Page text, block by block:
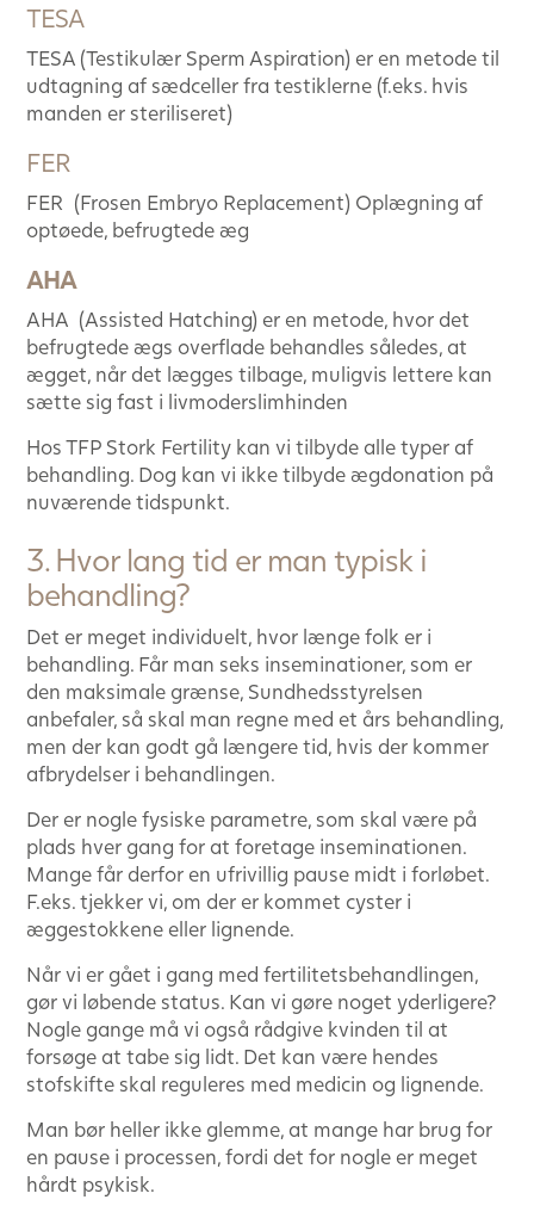
TESA
TESA (Testikulær Sperm Aspiration) er en metode til
udtagning af sædceller fra testiklerne (f.eks. hvis
manden er steriliseret)
FER
FER (Frosen Embryo Replacement) Oplægning af
optøede, befrugtede æg
AHA
AHA (Assisted Hatching) er en metode, hvor det
befrugtede ægs overflade behandles således, at
ægget, når det lægges tilbage, muligvis lettere kan
sætte sig fast i livmoderslimhinden
Hos TFP Stork Fertility kan vi tilbyde alle typer af
behandling. Dog kan vi ikke tilbyde ægdonation på
nuværende tidspunkt.
3. Hvor lang tid er man typisk i
behandling?
Det er meget individuelt, hvor længe folk er i
behandling. Får man seks inseminationer, som er
den maksimale grænse, Sundhedsstyrelsen
anbefaler, så skal man regne med et års behandling,
men der kan godt gå længere tid, hvis der kommer
afbrydelser i behandlingen.
Der er nogle fysiske parametre, som skal være på
plads hver gang for at foretage inseminationen.
Mange får derfor en ufrivillig pause midt i forløbet.
F.eks. tjekker vi, om der er kommet cyster i
æggestokkene eller lignende.
Når vi er gået i gang med fertilitetsbehandlingen,
gør vi løbende status. Kan vi gøre noget yderligere?
Nogle gange må vi også rådgive kvinden til at
forsøge at tabe sig lidt. Det kan være hendes
stofskifte skal reguleres med medicin og lignende.
Man bør heller ikke glemme, at mange har brug for
en pause i processen, fordi det for nogle er meget
hårdt psykisk.